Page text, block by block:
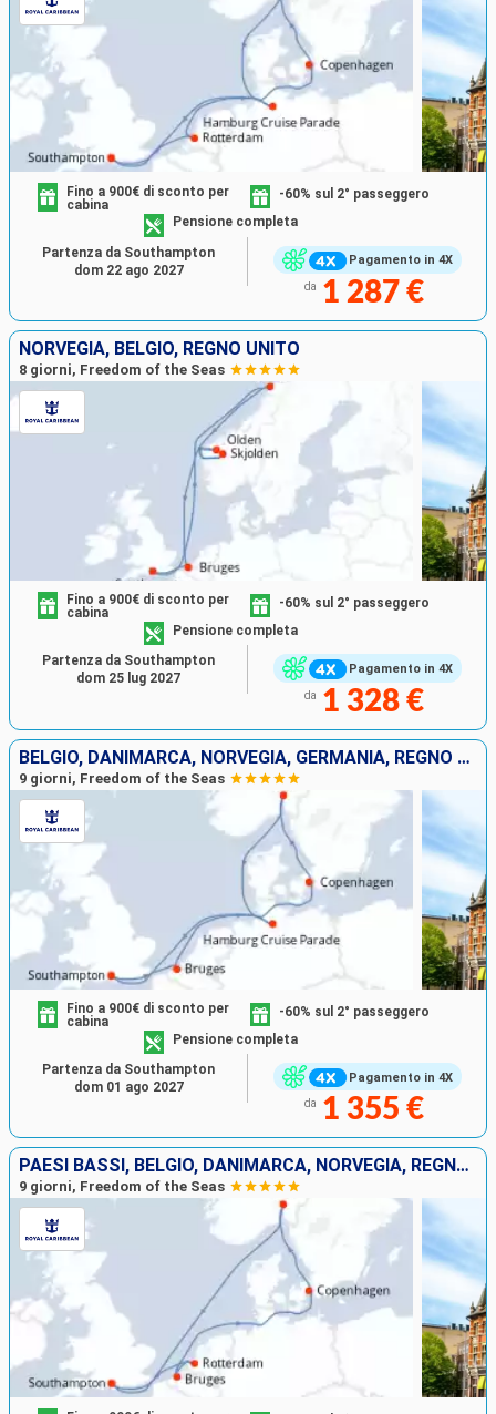
Pagamento in 4X
Fino a 900€ di sconto per
cabina
-60% sul 2° passeggero
Pensione completa
da 1 287 €
Partenza da Southampton
dom 22 ago 2027
NORVEGIA, BELGIO, REGNO UNITO
8 giorni, Freedom of the Seas
Pagamento in 4X
Fino a 900€ di sconto per
cabina
-60% sul 2° passeggero
Pensione completa
da 1 328 €
Partenza da Southampton
dom 25 lug 2027
BELGIO, DANIMARCA, NORVEGIA, GERMANIA, REGNO UNITO
9 giorni, Freedom of the Seas
Pagamento in 4X
Fino a 900€ di sconto per
cabina
-60% sul 2° passeggero
Pensione completa
da 1 355 €
Partenza da Southampton
dom 01 ago 2027
PAESI BASSI, BELGIO, DANIMARCA, NORVEGIA, REGNO UNITO
9 giorni, Freedom of the Seas